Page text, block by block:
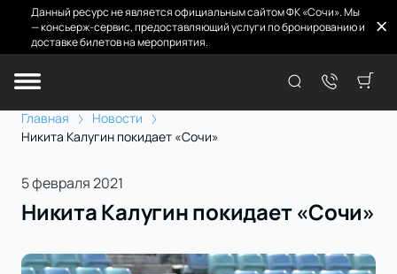
Данный ресурс не является официальным сайтом ФК «Сочи». Мы
— консьерж-сервис, предоставляющий услуги по бронированию и
доставке билетов на мероприятия.
Главная
Новости
Никита Калугин покидает «Сочи»
5 февраля 2021
Никита Калугин покидает «Сочи»